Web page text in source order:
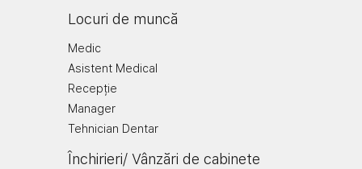
Locuri de muncă
Medic
Asistent Medical
Recepție
Manager
Tehnician Dentar
Închirieri/ Vânzări de cabinete